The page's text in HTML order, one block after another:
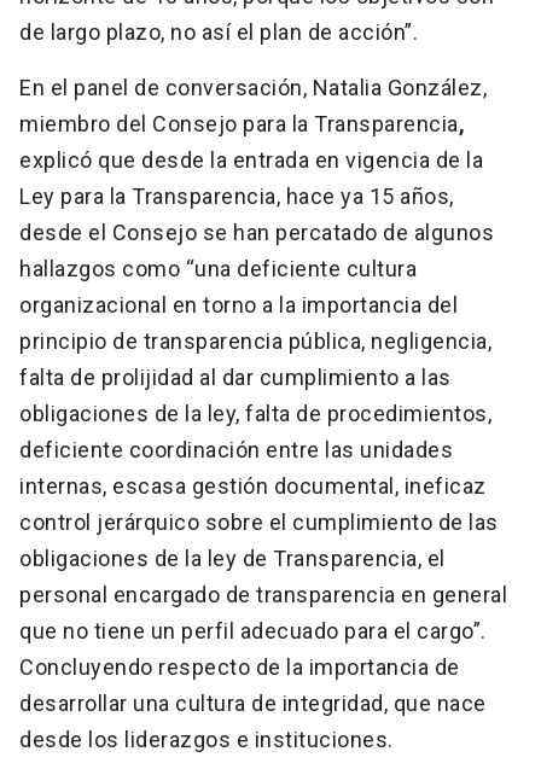
de largo plazo, no así el plan de acción”.
En el panel de conversación, Natalia González,
miembro del Consejo para la Transparencia,
explicó que desde la entrada en vigencia de la
Ley para la Transparencia, hace ya 15 años,
desde el Consejo se han percatado de algunos
hallazgos como “una deficiente cultura
organizacional en torno a la importancia del
principio de transparencia pública, negligencia,
falta de prolijidad al dar cumplimiento a las
obligaciones de la ley, falta de procedimientos,
deficiente coordinación entre las unidades
internas, escasa gestión documental, ineficaz
control jerárquico sobre el cumplimiento de las
obligaciones de la ley de Transparencia, el
personal encargado de transparencia en general
que no tiene un perfil adecuado para el cargo”.
Concluyendo respecto de la importancia de
desarrollar una cultura de integridad, que nace
desde los liderazgos e instituciones.